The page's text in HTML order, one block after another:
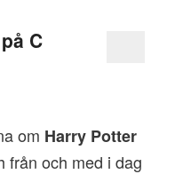
C
om Harry Potter
från och med i dag